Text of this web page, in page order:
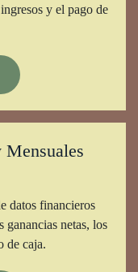
y el pago de
datos financieros
ganancias netas, los
de caja.